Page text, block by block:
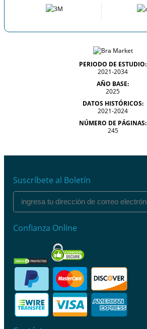
PERIODO DE ESTUDIO:
2021-2034
AÑO BASE:
2025
DATOS HISTÓRICOS:
2021-2024
NÚMERO DE PÁGINAS:
245
Suscríbete al Boletín
Confianza Online